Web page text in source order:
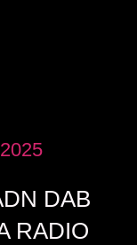
DAB
RADIO